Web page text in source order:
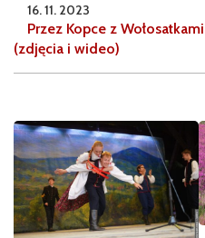
16. 11. 2023
Przez Kopce z
(zdjęcia i wideo)